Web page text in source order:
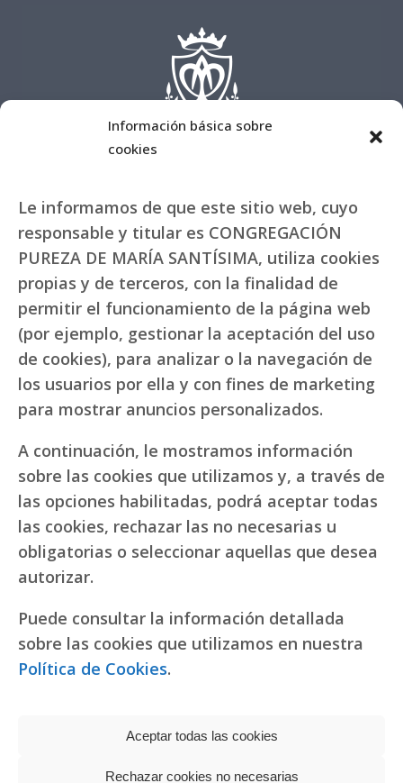
Información básica sobre
cookies
Le informamos de que este sitio web, cuyo
responsable y titular es CONGREGACIÓN
PUREZA DE MARÍA SANTÍSIMA, utiliza cookies
propias y de terceros, con la finalidad de
permitir el funcionamiento de la página web
(por ejemplo, gestionar la aceptación del uso
de cookies), para analizar o la navegación de
los usuarios por ella y con fines de marketing
para mostrar anuncios personalizados.
A continuación, le mostramos información
sobre las cookies que utilizamos y, a través de
las opciones habilitadas, podrá aceptar todas
las cookies, rechazar las no necesarias u
obligatorias o seleccionar aquellas que desea
autorizar.
Puede consultar la información detallada
sobre las cookies que utilizamos en nuestra
Política de Cookies.
Aceptar todas las cookies
Rechazar cookies no necesarias